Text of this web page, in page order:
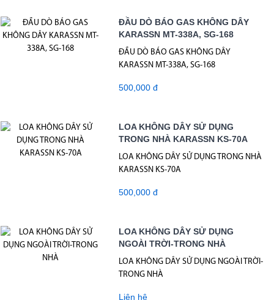
ĐẦU DÒ BÁO GAS KHÔNG DÂY
KARASSN MT-338A, SG-168
ĐẦU DÒ BÁO GAS KHÔNG DÂY
KARASSN MT-338A, SG-168
500,000 đ
LOA KHÔNG DÂY SỬ DỤNG
TRONG NHÀ KARASSN KS-70A
LOA KHÔNG DÂY SỬ DỤNG TRONG NHÀ
KARASSN KS-70A
500,000 đ
LOA KHÔNG DÂY SỬ DỤNG
NGOÀI TRỜI-TRONG NHÀ
LOA KHÔNG DÂY SỬ DỤNG NGOÀI TRỜI-
TRONG NHÀ
Liên hệ